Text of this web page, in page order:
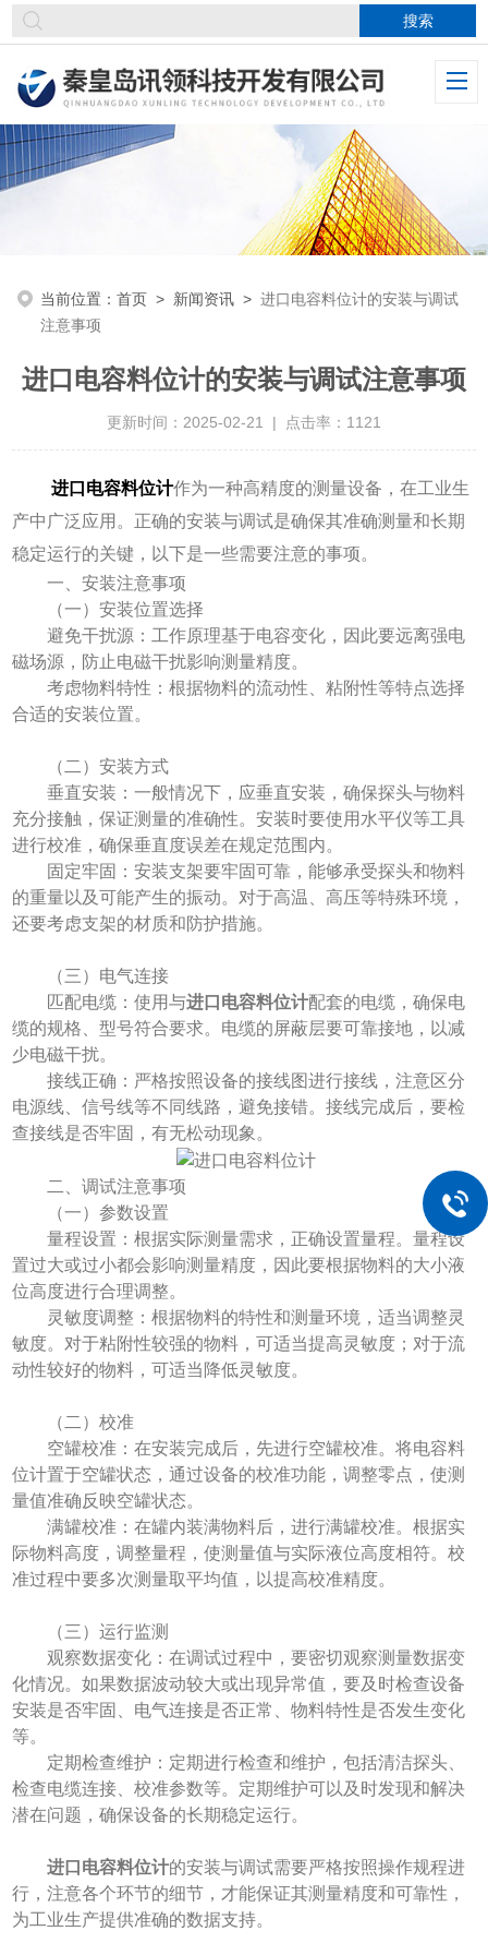
当前位置：首页 > 新闻资讯 >进口电容料位计的安装与调试
注意事项
进口电容料位计的安装与调试注意事项
更新时间：2025-02-21 | 点击率：1121
进口电容料位计作为一种高精度的测量设备，在工业生
产中广泛应用。正确的安装与调试是确保其准确测量和长期
稳定运行的关键，以下是一些需要注意的事项。
一、安装注意事项
（一）安装位置选择
避免干扰源：工作原理基于电容变化，因此要远离强电
磁场源，防止电磁干扰影响测量精度。
考虑物料特性：根据物料的流动性、粘附性等特点选择
合适的安装位置。
（二）安装方式
垂直安装：一般情况下，应垂直安装，确保探头与物料
充分接触，保证测量的准确性。安装时要使用水平仪等工具
进行校准，确保垂直度误差在规定范围内。
固定牢固：安装支架要牢固可靠，能够承受探头和物料
的重量以及可能产生的振动。对于高温、高压等特殊环境，
还要考虑支架的材质和防护措施。
（三）电气连接
匹配电缆：使用与进口电容料位计配套的电缆，确保电
缆的规格、型号符合要求。电缆的屏蔽层要可靠接地，以减
少电磁干扰。
接线正确：严格按照设备的接线图进行接线，注意区分
电源线、信号线等不同线路，避免接错。接线完成后，要检
查接线是否牢固，有无松动现象。
二、调试注意事项
（一）参数设置
量程设置：根据实际测量需求，正确设置量程。量程设
置过大或过小都会影响测量精度，因此要根据物料的大小液
位高度进行合理调整。
灵敏度调整：根据物料的特性和测量环境，适当调整灵
敏度。对于粘附性较强的物料，可适当提高灵敏度；对于流
动性较好的物料，可适当降低灵敏度。
（二）校准
空罐校准：在安装完成后，先进行空罐校准。将电容料
位计置于空罐状态，通过设备的校准功能，调整零点，使测
量值准确反映空罐状态。
满罐校准：在罐内装满物料后，进行满罐校准。根据实
际物料高度，调整量程，使测量值与实际液位高度相符。校
准过程中要多次测量取平均值，以提高校准精度。
（三）运行监测
观察数据变化：在调试过程中，要密切观察测量数据变
化情况。如果数据波动较大或出现异常值，要及时检查设备
安装是否牢固、电气连接是否正常、物料特性是否发生变化
等。
定期检查维护：定期进行检查和维护，包括清洁探头、
检查电缆连接、校准参数等。定期维护可以及时发现和解决
潜在问题，确保设备的长期稳定运行。
进口电容料位计的安装与调试需要严格按照操作规程进
行，注意各个环节的细节，才能保证其测量精度和可靠性，
为工业生产提供准确的数据支持。